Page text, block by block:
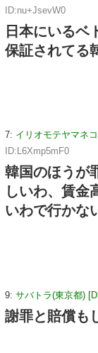
ID:nu+JsevW0
日本にいるベ
保証されてる
7: イリオモテヤマネ
ID:L6Xmp5mF0
韓国のほうが
しいわ、賃金
いわで行かな
9: サバトラ(東京都)
謝罪と賠償も